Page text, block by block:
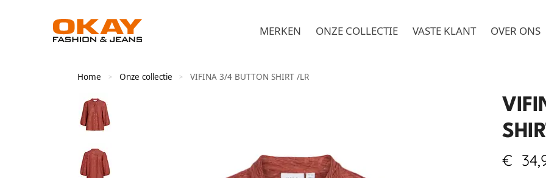
MERKEN ONZE COLLECTIE VASTE KLANT OVER ONS
Home > Onze collectie > VIFINA 3/4 BUTTON SHIRT /LR
€